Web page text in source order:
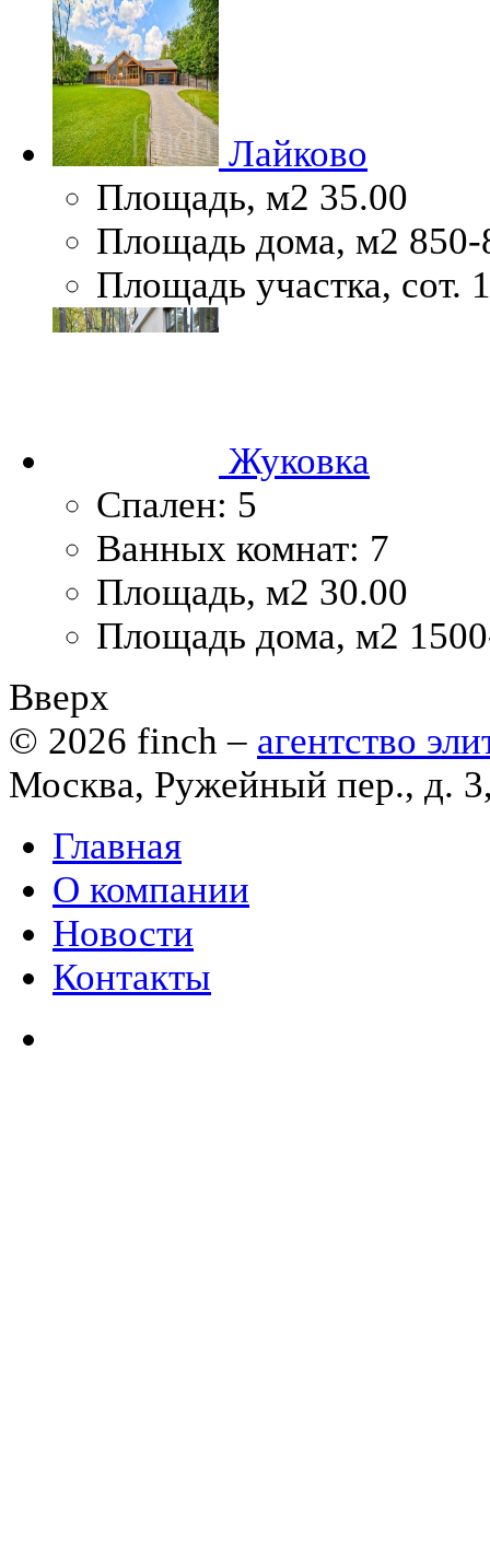
Лайково
Площадь, м2 35.00
Площадь дома, м2
Площадь участка, сот.
Жуковка
Спален: 5
Ванных комнат: 7
Площадь, м2 30.00
Площадь дома, м2
Вверх
© 2026 finch – агентство
Москва, Ружейный пер., д.
Главная
О компании
Новости
Контакты